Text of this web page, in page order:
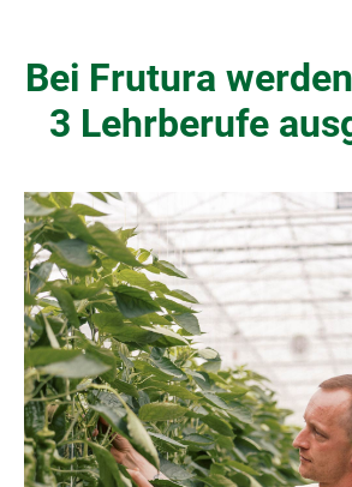
Bei Frutura
3 Lehrberufe
Frutura Obst & Gemüse
Kompetenzzentrum GmbH
+43 (0)3334 41800
office@frutura.com
Fruturastraße 1
8224 Hartl
Österreich